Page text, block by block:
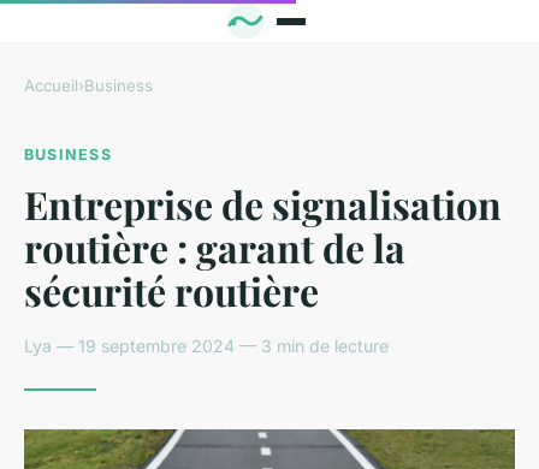
Accueil›Business
BUSINESS
Entreprise de signalisation
routière : garant de la
sécurité routière
Lya — 19 septembre 2024 — 3 min de lecture